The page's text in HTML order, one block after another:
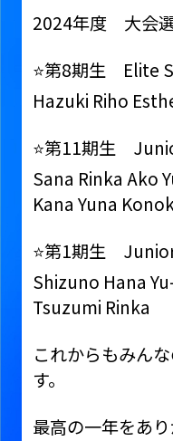
2024年度 大会
⭐️第8期生 Elite
Hazuki Riho
⭐️第11期生
Sana Rinka Ako
Kana Yuna
⭐️第1期生
Shizuno Hana
Tsuzumi Rinka
これからもみん
す。
最高の一年をあ